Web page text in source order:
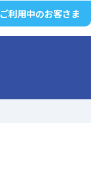
ご利用中のお客さま